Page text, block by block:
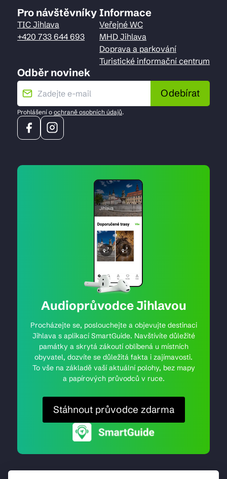
Pro návštěvníky
TIC Jihlava
+420 733 644 693
Informace
Veřejné WC
MHD Jihlava
Doprava a parkování
Turistické informační centrum
Odběr novinek
Odebírat
Prohlášení o ochraně osobních údajů.
Audioprůvodce Jihlavou
Procházejte se, poslouchejte a objevujte destinaci
Jihlava s aplikací SmartGuide. Navštívíte důležité
památky a skrytá zákoutí oblíbená u místních
obyvatel, dozvíte se důležitá fakta i zajímavosti.
To vše na základě vaší aktuální polohy, bez mapy
a papírových průvodců v ruce.
Stáhnout průvodce zdarma